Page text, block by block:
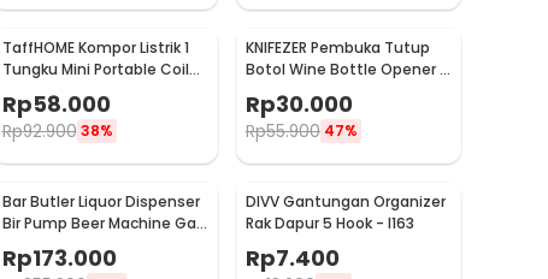
TaffHOME Kompor Listrik 1
Tungku Mini Portable Coil
Hot Plate 500W - C1-1000-
03
Rp58.000
Rp92.900 38%
KNIFEZER Pembuka Tutup
Botol Wine Bottle Opener -
TYK-074B
Rp30.000
Rp55.900 47%
Bar Butler Liquor Dispenser
Bir Pump Beer Machine Gas
Station 900ml - P-36
Rp173.000
DIVV Gantungan Organizer
Rak Dapur 5 Hook - I163
Rp7.400